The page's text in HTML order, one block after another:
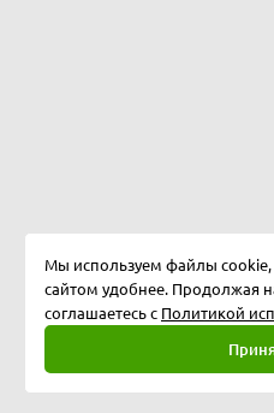
Мы используем файлы cookie,
сайтом удобнее. Продолжая
соглашаетесь с Политикой